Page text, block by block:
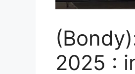
2025 :